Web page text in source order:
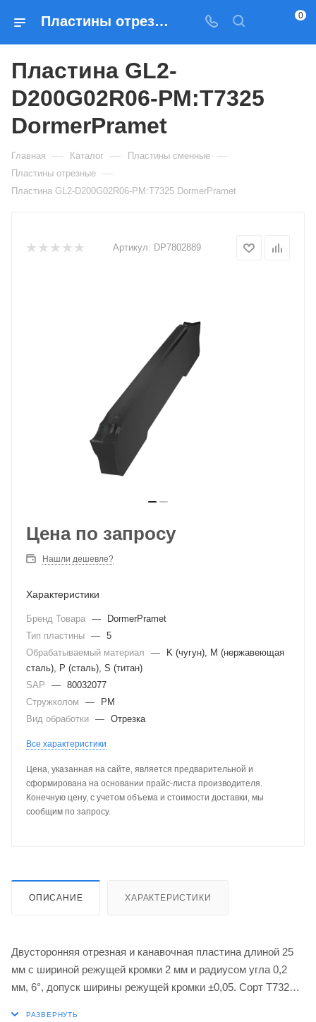
Пластины отрезные Пластина GL2-D200G02R06-PM:T7325 DormerPramet — купить по выгодным ценам в Москве 0
Пластина GL2-
D200G02R06-PM:T7325
DormerPramet
Главная — Каталог — Пластины сменные —
Пластины отрезные —
Пластина GL2-D200G02R06-PM:T7325 DormerPramet
Артикул: DP7802889
Цена по запросу
Нашли дешевле?
Характеристики
Бренд Товара —
DormerPramet
Тип пластины — 5
Обрабатываемый материал
—
K (чугун), M (нержавеющая
сталь), P (сталь), S (титан)
SAP
— 80032077
Стружколом
—
PM
Вид обработки — Отрезка
Все характеристики
Цена, указанная на сайте, является предварительной и
сформирована на основании прайс-листа производителя.
Конечную цену, с учетом объема и стоимости доставки, мы
сообщим по запросу.
ОПИСАНИЕ ХАРАКТЕРИСТИКИ
Двусторонняя отрезная и канавочная пластина длиной 25
мм с шириной режущей кромки 2 мм и радиусом угла 0,2
мм, 6°, допуск ширины режущей кромки ±0,05. Сорт T7325